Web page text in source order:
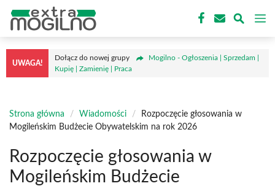
treści
UWAGA!
Dołącz do nowej grupy
Mogilno - Ogłoszenia | Sprzedam |
Kupię | Zamienię | Praca
Strona główna / Wiadomości /
Rozpoczęcie głosowania w
Mogileńskim Budżecie Obywatelskim na rok 2026
Rozpoczęcie głosowania w
Mogileńskim Budżecie